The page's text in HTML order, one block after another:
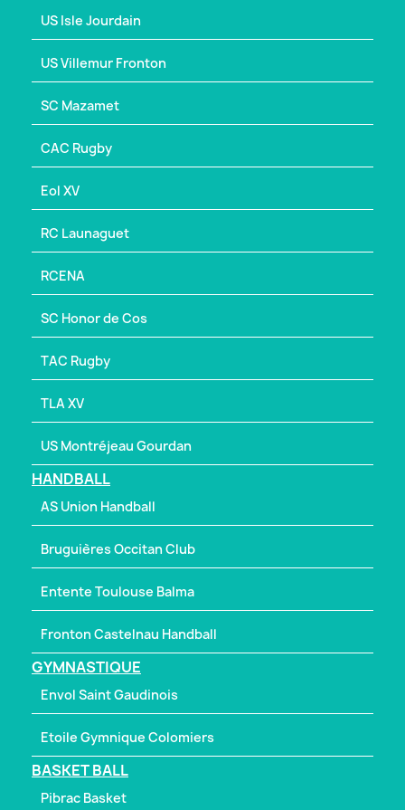
US Isle Jourdain
US Villemur Fronton
SC Mazamet
CAC Rugby
Eol XV
RC Launaguet
RCENA
SC Honor de Cos
TAC Rugby
TLA XV
US Montréjeau Gourdan
HANDBALL
AS Union Handball
Bruguières Occitan Club
Entente Toulouse Balma
Fronton Castelnau Handball
GYMNASTIQUE
Envol Saint Gaudinois
Etoile Gymnique Colomiers
BASKET BALL
Pibrac Basket